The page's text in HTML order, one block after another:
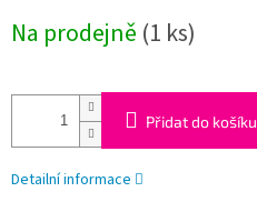
cena:
Na prodejně (1 ks)
Přidat do košíku
Detailní informace